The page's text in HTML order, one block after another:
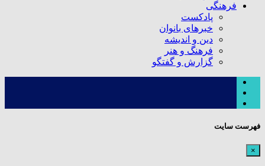
فرهنگی
پادکست
خبرهای بانوان
دین و اندیشه
فرهنگ و هنر
گزارش و گفتگو
فهرست سایت
×